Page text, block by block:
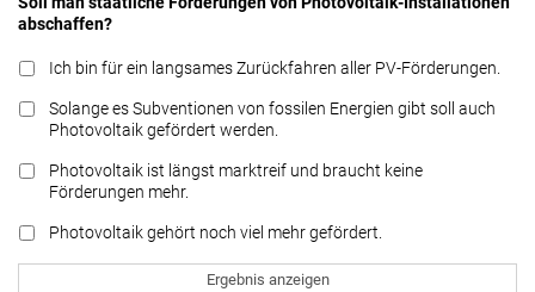
abschaffen?
Ich bin für ein langsames Zurückfahren aller PV-Förderungen.
Solange es Subventionen von fossilen Energien gibt soll auch
Photovoltaik gefördert werden.
Photovoltaik ist längst marktreif und braucht keine
Förderungen mehr.
Photovoltaik gehört noch viel mehr gefördert.
Ergebnis anzeigen